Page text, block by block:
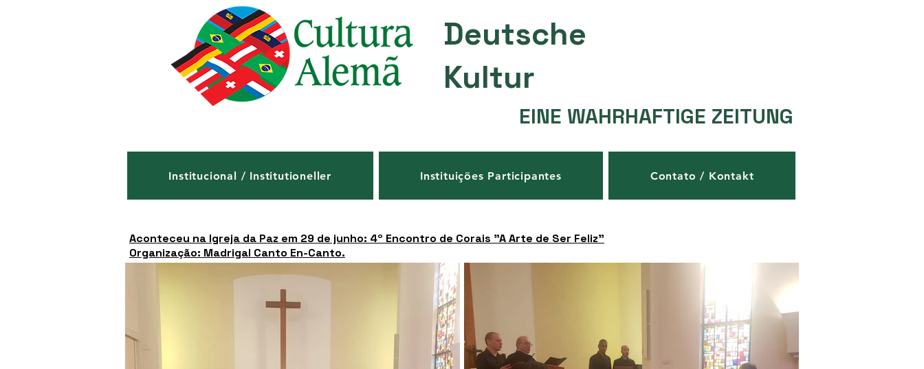
Deutsche
Kultur
EINE WAHRHAFTIGE ZEITUNG
Institucional / Institutioneller Instituições Participantes Contato / Kontakt
Aconteceu na Igreja da Paz em 29 de junho: 4º Encontro de Corais "A Arte de Ser Feliz"
Organização: Madrigal Canto En-Canto.